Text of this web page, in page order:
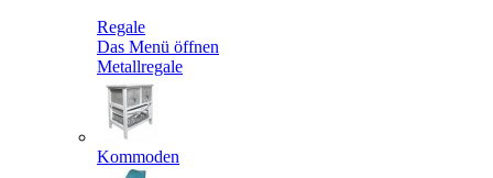
Regale
Das Menü öffnen
Metallregale
Kommoden